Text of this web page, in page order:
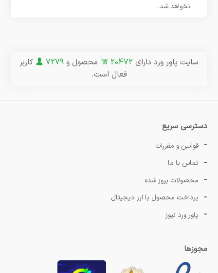
نخواهد شد.
سایت پاور ورد دارای 20472 محصول و 7279
کاربر
فعال است.
دسترسی سریع
قوانین و مقررات
تماس با ما
محصولات بروز شده
پرداخت محصول با ارز دیجیتال
پاور ورد نیوز
مجوزها